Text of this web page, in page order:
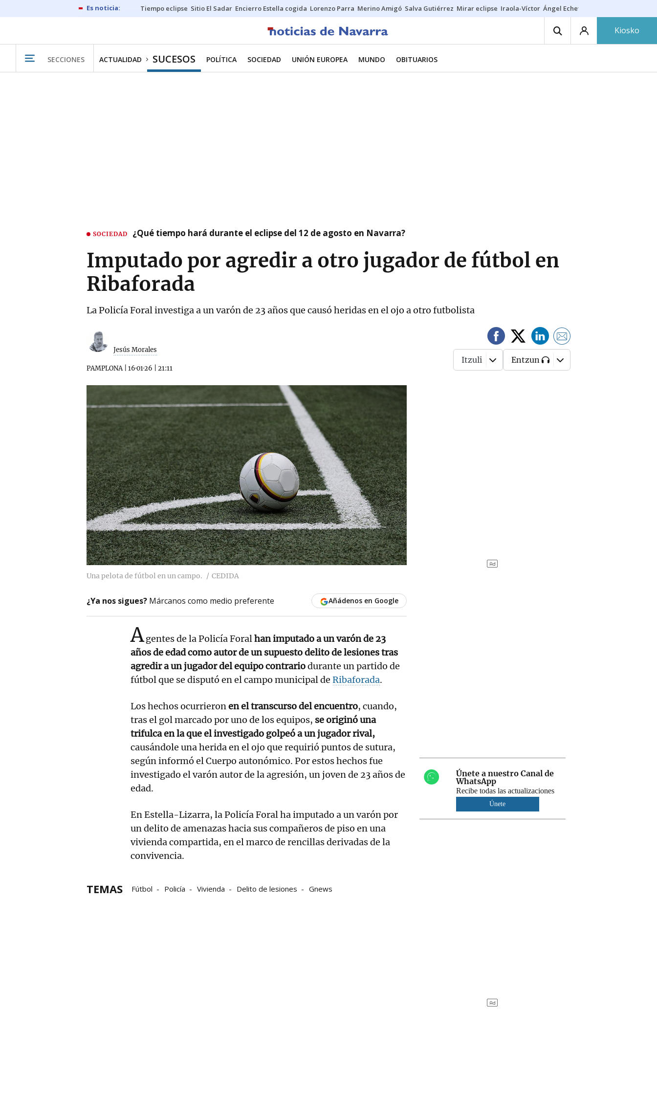
Tiempo eclipse Sitio El Sadar Encierro Estella cogida Lorenzo Parra Merino Amigó Salva Gutiérrez Mirar eclipse Iraola-Víctor Ángel Echeverría
Kiosko
SECCIONES ACTUALIDAD SUCESOS POLÍTICA SOCIEDAD UNIÓN EUROPEA MUNDO OBITUARIOS
SOCIEDAD ¿Qué tiempo hará durante el eclipse del 12 de agosto en Navarra?
Imputado por agredir a otro jugador de fútbol en
Ribaforada
La Policía Foral investiga a un varón de 23 años que causó heridas en el ojo a otro futbolista
Jesús Morales
PAMPLONA| 16·01·26 21:11
Itzuli Entzun
Una pelota de fútbol en un campo. CEDIDA
¿Ya nos sigues? Márcanos como medio preferente Añádenos en Google
Agentes de la Policía Foralhan imputado a un varón de 23
años de edad como autor de un supuesto delito de lesiones tras
agredir a un jugador del equipo contrariodurante un partido de
fútbol que se disputó en el campo municipal de Ribaforada.
Los hechos ocurrieronen el transcurso del encuentro, cuando,
tras el gol marcado por uno de los equipos, se originó una
trifulca en la que el investigado golpeó a un jugador rival,
causándole una herida en el ojo que requirió puntos de sutura,
según informó el Cuerpo autonómico. Por estos hechos fue
investigado el varón autor de la agresión, un joven de 23 años de
edad.
En Estella-Lizarra, la Policía Foral ha imputado a un varón por
un delito de amenazas hacia sus compañeros de piso en una
vivienda compartida, en el marco de rencillas derivadas de la
convivencia.
TEMAS Fútbol Policía Vivienda Delito de lesiones Gnews
Únete a nuestro Canal de
WhatsApp
Recibe todas las actualizaciones
Únete